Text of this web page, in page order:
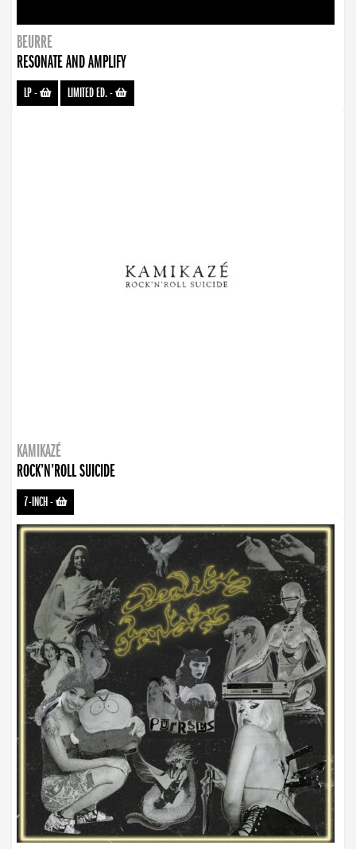
BEURRE
RESONATE AND AMPLIFY
LP- LIMITED ED.-
KAMIKAZÉ
ROCK’N’ROLL SUICIDE
7-INCH-